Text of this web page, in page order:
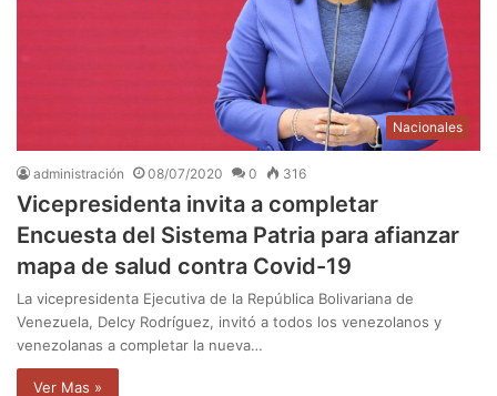
Nacionales
administración 08/07/2020 0 316
Vicepresidenta invita a completar
Encuesta del Sistema Patria para afianzar
mapa de salud contra Covid-19
La vicepresidenta Ejecutiva de la República Bolivariana de
Venezuela, Delcy Rodríguez, invitó a todos los venezolanos y
venezolanas a completar la nueva…
Ver Mas »